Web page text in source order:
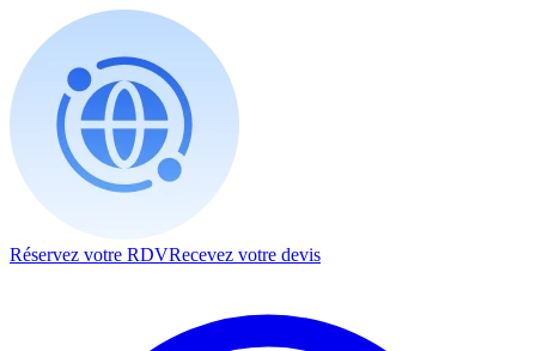
Réservez votre RDVRecevez votre devis